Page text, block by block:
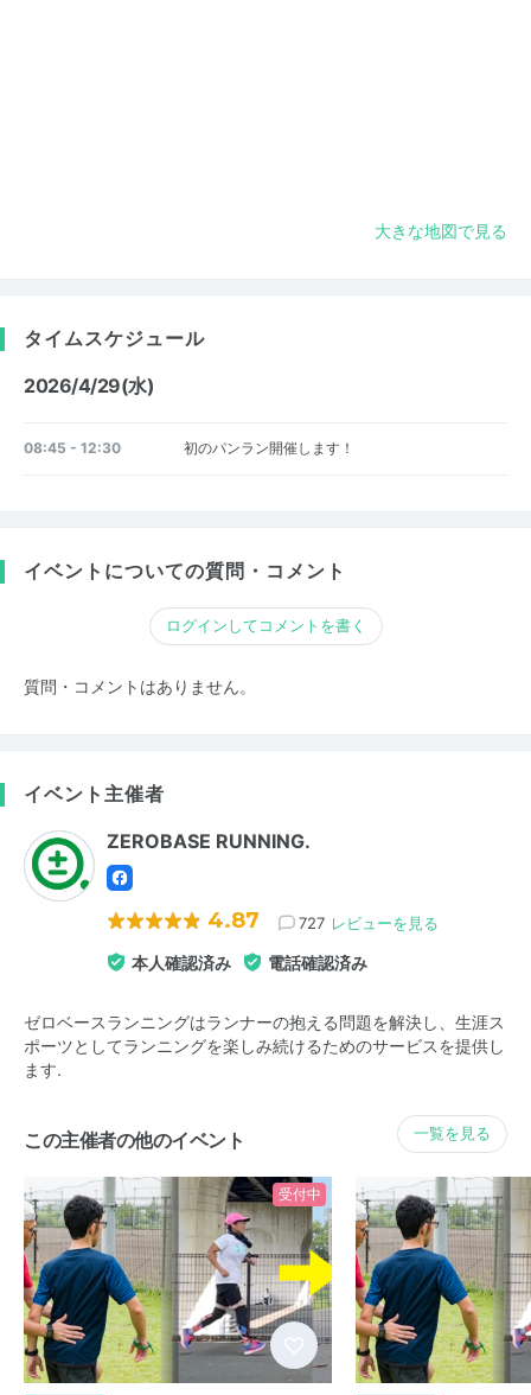
大きな地図で見る
タイムスケジュール
2026/4/29(水)
08:45 - 12:30 初のパンラン開催します！
イベントについての質問・コメント
ログインしてコメントを書く
質問・コメントはありません。
イベント主催者
ZEROBASE RUNNING.
4.87 727 レビューを見る
本人確認済み 電話確認済み
ゼロベースランニングはランナーの抱える問題を解決し、生涯ス
ポーツとしてランニングを楽しみ続けるためのサービスを提供し
ます.
この主催者の他のイベント 一覧を見る
受付中